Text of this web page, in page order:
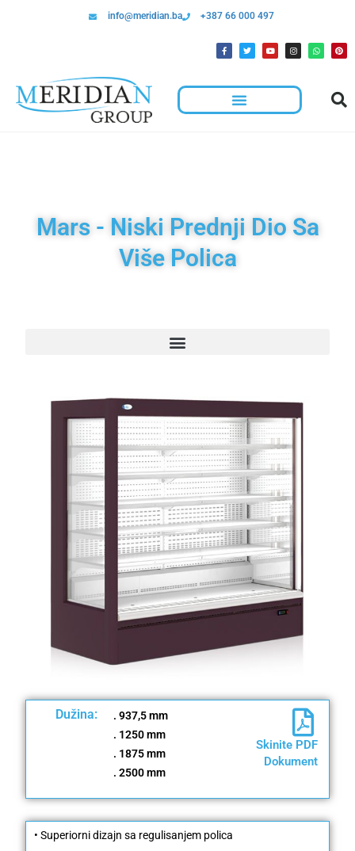
info@meridian.ba +387 66 000 497
Mars - Niski Prednji Dio Sa
Više Polica
Dužina:
. 937,5 mm
. 1250 mm
. 1875 mm
. ​​2500 mm
Skinite PDF
Dokument
• Superiorni dizajn sa regulisanjem polica